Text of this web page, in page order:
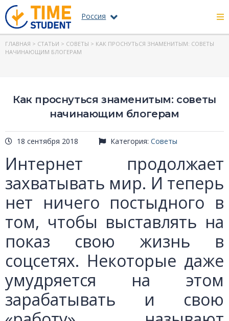
Россия
ГЛАВНАЯ > СТАТЬИ > СОВЕТЫ > КАК ПРОСНУТЬСЯ ЗНАМЕНИТЫМ: СОВЕТЫ
НАЧИНАЮЩИМ БЛОГЕРАМ
Как проснуться знаменитым: советы
начинающим блогерам
18 сентября 2018 Категория: Советы
Интернет продолжает
захватывать мир. И теперь
нет ничего постыдного в
том, чтобы выставлять на
показ свою жизнь в
соцсетях. Некоторые даже
умудряется на этом
зарабатывать и свою